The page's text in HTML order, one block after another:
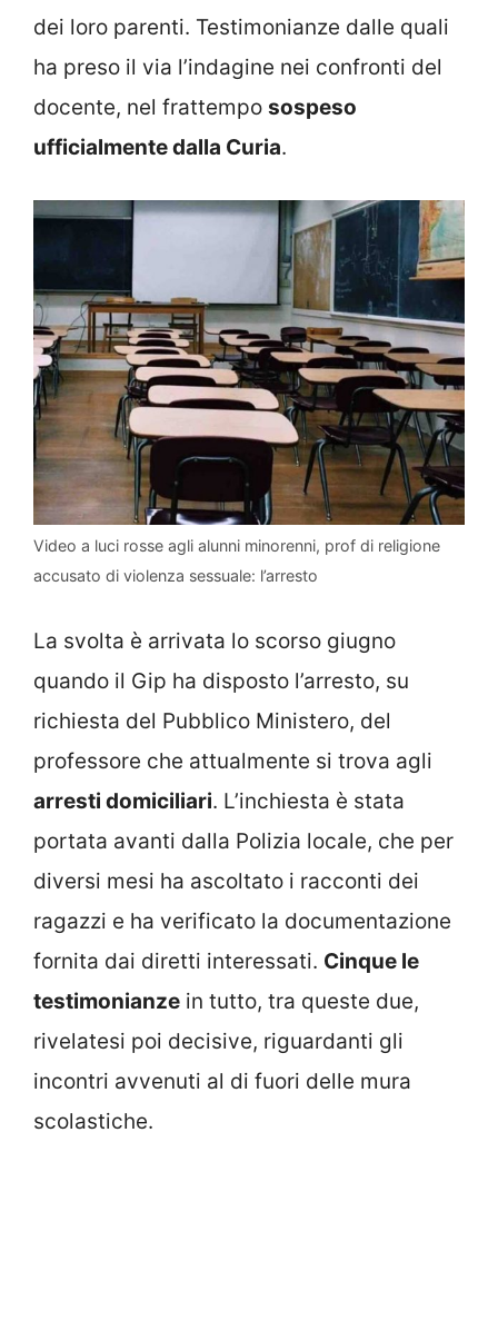
dei loro parenti. Testimonianze dalle quali
ha preso il via l’indagine nei confronti del
docente, nel frattempo sospeso
ufficialmente dalla Curia.
Video a luci rosse agli alunni minorenni, prof di religione
accusato di violenza sessuale: l’arresto
La svolta è arrivata lo scorso giugno
quando il Gip ha disposto l’arresto, su
richiesta del Pubblico Ministero, del
professore che attualmente si trova agli
arresti domiciliari. L’inchiesta è stata
portata avanti dalla Polizia locale, che per
diversi mesi ha ascoltato i racconti dei
ragazzi e ha verificato la documentazione
fornita dai diretti interessati. Cinque le
testimonianze in tutto, tra queste due,
rivelatesi poi decisive, riguardanti gli
incontri avvenuti al di fuori delle mura
scolastiche.